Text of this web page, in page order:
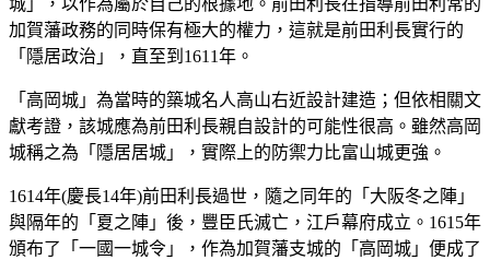
加賀藩政務的同時保有極大的權力，這就是前田利長實行的
「隱居政治」，直至到1611年。
「高岡城」為當時的築城名人高山右近設計建造；但依相關文
獻考證，該城應為前田利長親自設計的可能性很高。雖然高岡
城稱之為「隱居居城」，實際上的防禦力比富山城更強。
1614年(慶長14年)前田利長過世，隨之同年的「大阪冬之陣」
與隔年的「夏之陣」後，豐臣氏滅亡，江戶幕府成立。1615年
頒布了「一國一城令」，作為加賀藩支城的「高岡城」便成了